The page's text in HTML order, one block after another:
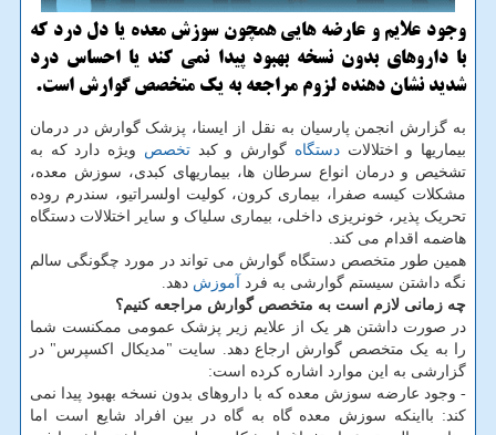
وجود علایم و عارضه هایی همچون سوزش معده یا دل درد که
با داروهای بدون نسخه بهبود پیدا نمی کند یا احساس درد
شدید نشان دهنده لزوم مراجعه به یک متخصص گوارش است.
به گزارش انجمن پارسیان به نقل از ایسنا، پزشک گوارش در درمان
بیماریها و اختلالاتدستگاه گوارش و کبدتخصص ویژه دارد که به
تشخیص و درمان انواع سرطان ها، بیماریهای کبدی، سوزش معده،
مشکلات کیسه صفرا، بیماری کرون، کولیت اولسراتیو، سندرم روده
تحریک پذیر، خونریزی داخلی، بیماری سلیاک و سایر اختلالات دستگاه
هاضمه اقدام می کند.
همین طور متخصص دستگاه گوارش می تواند در مورد چگونگی سالم
نگه داشتن سیستم گوارشی به فرد آموزش دهد.
چه زمانی لازم است به متخصص گوارش مراجعه کنیم؟
در صورت داشتن هر یک از علایم زیر پزشک عمومی ممکنست شما
را به یک متخصص گوارش ارجاع دهد. سایت "مدیکال اکسپرس" در
گزارشی به این موارد اشاره کرده است:
- وجود عارضه سوزش معده که با داروهای بدون نسخه بهبود پیدا نمی
کند: بااینکه سوزش معده گاه به گاه در بین افراد شایع است اما